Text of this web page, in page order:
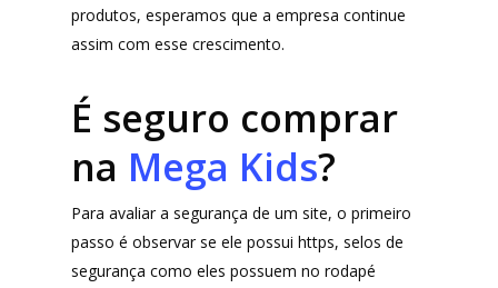
produtos, esperamos que a empresa continue
assim com esse crescimento.
É seguro comprar
na Mega Kids?
Para avaliar a segurança de um site, o primeiro
passo é observar se ele possui https, selos de
segurança como eles possuem no rodapé